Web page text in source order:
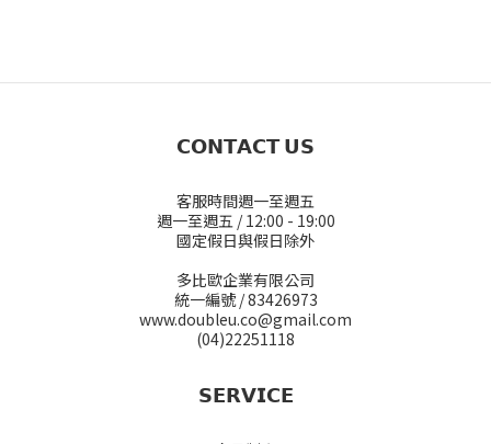
𝗖𝗢𝗡𝗧𝗔𝗖𝗧 𝗨𝗦
客服時間週一至週五
週一至週五 / 12:00 - 19:00
國定假日與假日除外
多比歐企業有限公司
統一編號 / 83426973
www.doubleu.co@gmail.com
(04)22251118
𝗦𝗘𝗥𝗩𝗜𝗖𝗘